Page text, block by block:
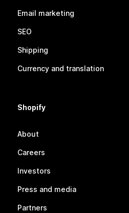
Email marketing
SEO
Shipping
Currency and translation
Shopify
About
Careers
Investors
Press and media
Partners